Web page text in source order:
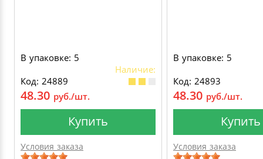
В упаковке: 5
Наличие:
Код: 24889
48.30 руб./шт.
Купить
Условия заказа
В упаковке: 5
Код: 24893
48.30 руб./шт.
Купить
Условия заказа